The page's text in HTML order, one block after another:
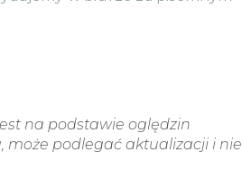
na podstawie oględzin
może podlegać aktualizacji i nie